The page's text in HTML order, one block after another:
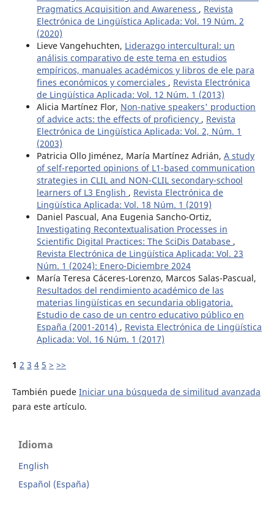
Pragmatics Acquisition and Awareness , Revista
Electrónica de Lingüística Aplicada: Vol. 19 Núm. 2
(2020)
Lieve Vangehuchten, Liderazgo intercultural: un
análisis comparativo de este tema en estudios
empíricos, manuales académicos y libros de ele para
fines económicos y comerciales , Revista Electrónica
de Lingüística Aplicada: Vol. 12 Núm. 1 (2013)
Alicia Martínez Flor, Non-native speakers' production
of advice acts: the effects of proficiency , Revista
Electrónica de Lingüística Aplicada: Vol. 2, Núm. 1
(2003)
Patricia Ollo Jiménez, María Martínez Adrián, A study
of self-reported opinions of L1-based communication
strategies in CLIL and NON-CLIL secondary-school
learners of L3 English , Revista Electrónica de
Lingüística Aplicada: Vol. 18 Núm. 1 (2019)
Daniel Pascual, Ana Eugenia Sancho-Ortiz,
Investigating Recontextualisation Processes in
Scientific Digital Practices: The SciDis Database ,
Revista Electrónica de Lingüística Aplicada: Vol. 23
Núm. 1 (2024): Enero-Diciembre 2024
María Teresa Cáceres-Lorenzo, Marcos Salas-Pascual,
Resultados del rendimiento académico de las
materias lingüísticas en secundaria obligatoria.
Estudio de caso de un centro educativo público en
España (2001-2014) , Revista Electrónica de Lingüística
Aplicada: Vol. 16 Núm. 1 (2017)
1 2 3 4 5 > >>
También puede Iniciar una búsqueda de similitud avanzada
para este artículo.
Idioma
English
Español (España)